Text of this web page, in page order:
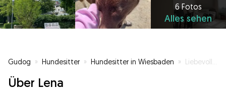
6 Fotos
Alles sehen
Gudog » Hundesitter » Hundesitter in Wiesbaden » Liebevolle Hundebetreuung 🐶❤️
Über Lena